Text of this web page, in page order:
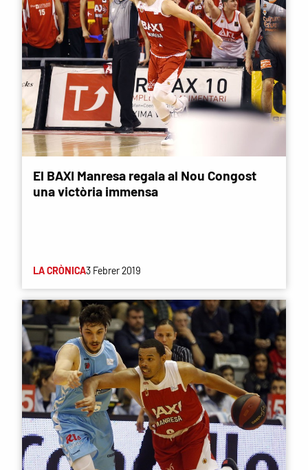
El BAXI Manresa regala al Nou Congost
una victòria immensa
LA CRÒNICA3 Febrer 2019